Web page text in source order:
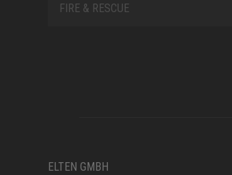
FIRE & RESCUE
ELTEN GMBH